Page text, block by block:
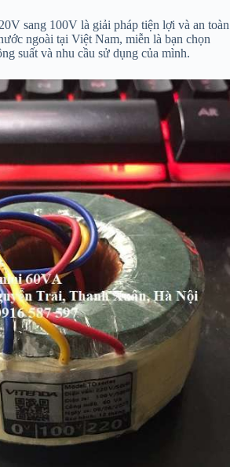
sang 100V là giải pháp tiện lợi và an toàn
ngoài tại Việt Nam, miễn là bạn chọn
suất và nhu cầu sử dụng của mình.